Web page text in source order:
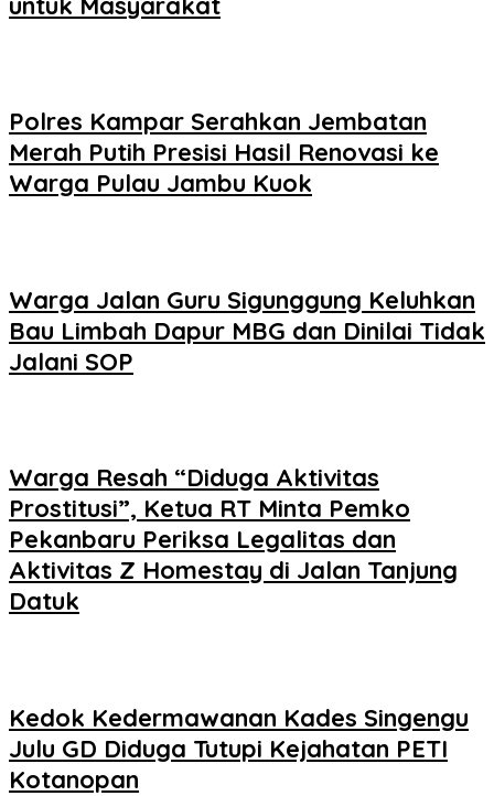
Polres Kampar Serahkan Jembatan
Merah Putih Presisi Hasil Renovasi ke
Warga Pulau Jambu Kuok
Warga Jalan Guru Sigunggung Keluhkan
Bau Limbah Dapur MBG dan Dinilai Tidak
Jalani SOP
Warga Resah “Diduga Aktivitas
Prostitusi”, Ketua RT Minta Pemko
Pekanbaru Periksa Legalitas dan
Aktivitas Z Homestay di Jalan Tanjung
Datuk
Kedok Kedermawanan Kades Singengu
Julu GD Diduga Tutupi Kejahatan PETI
Kotanopan